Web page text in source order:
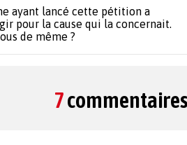
ayant lancé cette pétition a
pour la cause qui la concernait.
de même ?
7commentaires